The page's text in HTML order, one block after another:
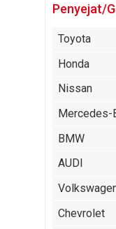
Penyejat/
Toyota
Honda
Nissan
Mercedes-
BMW
AUDI
Chevrolet